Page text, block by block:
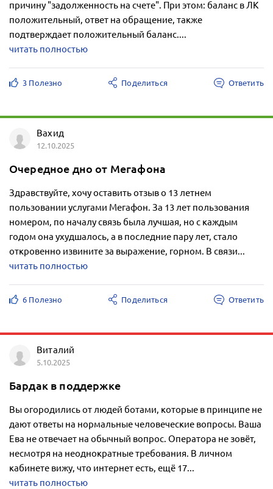
причину "задолженность на счете". При этом: баланс в ЛК
положительный, ответ на обращение, также
подтверждает положительный баланс....
читать полностью
3 Полезно Поделиться Ответить
Вахид
12.10.2025
Очередное дно от Мегафона
Здравствуйте, хочу оставить отзыв о 13 летнем
пользовании услугами Мегафон. За 13 лет пользования
номером, по началу связь была лучшая, но с каждым
годом она ухудшалось, а в последние пару лет, стало
откровенно извините за выражение, горном. В связи...
читать полностью
6 Полезно Поделиться Ответить
Виталий
5.10.2025
Бардак в поддержке
Вы огородились от людей ботами, которые в принципе не
дают ответы на нормальные человеческие вопросы. Ваша
Ева не отвечает на обычный вопрос. Оператора не зовёт,
несмотря на неоднократные требования. В личном
кабинете вижу, что интернет есть, ещё 17...
читать полностью